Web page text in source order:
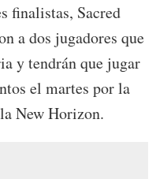
finalistas, Sacred
a dos jugadores que
y tendrán que jugar
el martes por la
New Horizon.